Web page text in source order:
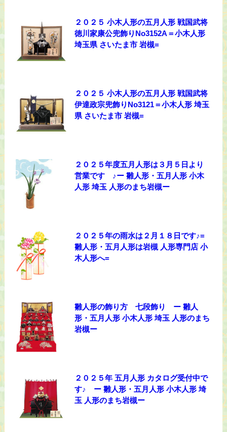
２０２５ 小木人形の五月人形 戦国武将
徳川家康公兜飾りNo3152A＝小木人形
埼玉県 さいたま市 岩槻=
２０２５ 小木人形の五月人形 戦国武将
伊達政宗兜飾りNo3121＝小木人形 埼玉
県 さいたま市 岩槻=
２０２５年度五月人形は３月５日より
営業です ♪ー 雛人形・五月人形 小木
人形 埼玉 人形のまち岩槻ー
２０２５年の雨水は２月１８日です♪=
雛人形・五月人形は岩槻 人形専門店 小
木人形へ=
雛人形の飾り方 七段飾り ー 雛人
形・五月人形 小木人形 埼玉 人形のまち
岩槻ー
２０２５年 五月人形 カタログ受付中で
す♪ ー 雛人形・五月人形 小木人形 埼
玉 人形のまち岩槻ー